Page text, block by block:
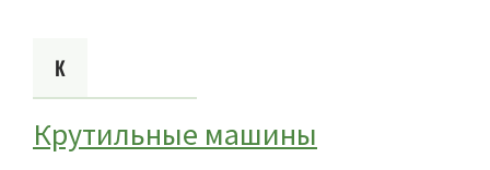
К
Крутильные машины